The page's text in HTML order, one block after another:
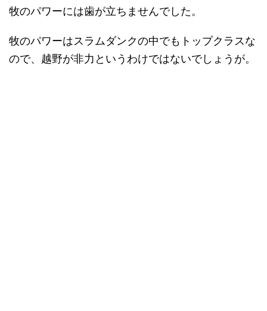
牧のパワーには歯が立ちませんでした。
牧のパワーはスラムダンクの中でもトップクラスな
ので、越野が非力というわけではないでしょうが。